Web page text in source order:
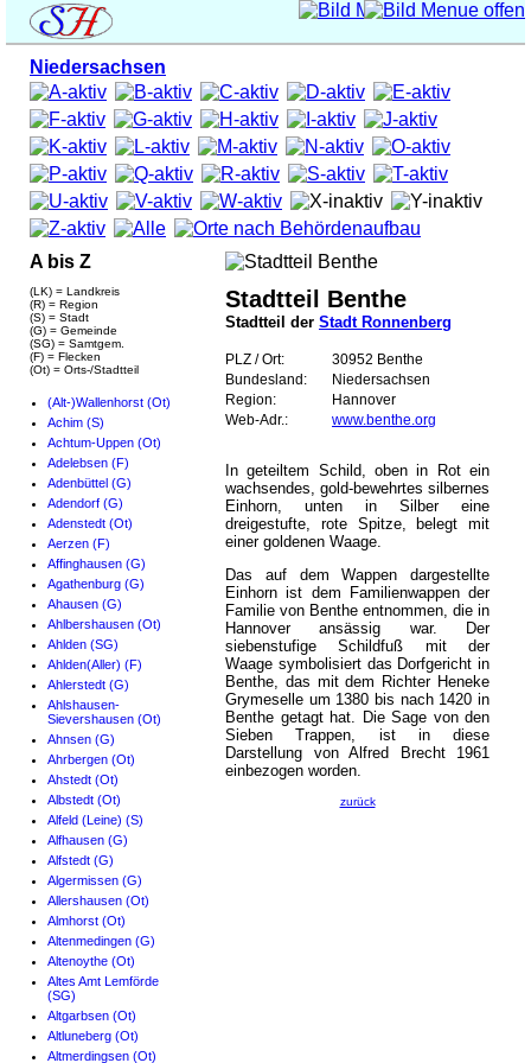
Niedersachsen
A bis Z
(LK) = Landkreis
(R) = Region
(S) = Stadt
(G) = Gemeinde
(SG) = Samtgem.
(F) = Flecken
(Ot) = Orts-/Stadtteil
(Alt-)Wallenhorst (Ot)
Achim (S)
Achtum-Uppen (Ot)
Adelebsen (F)
Adenbüttel (G)
Adendorf (G)
Adenstedt (Ot)
Aerzen (F)
Affinghausen (G)
Agathenburg (G)
Ahausen (G)
Ahlbershausen (Ot)
Ahlden (SG)
Ahlden(Aller) (F)
Ahlerstedt (G)
Ahlshausen-
Sievershausen (Ot)
Ahnsen (G)
Ahrbergen (Ot)
Ahstedt (Ot)
Albstedt (Ot)
Alfeld (Leine) (S)
Alfhausen (G)
Alfstedt (G)
Algermissen (G)
Allershausen (Ot)
Almhorst (Ot)
Altenmedingen (G)
Altenoythe (Ot)
Altes Amt Lemförde
(SG)
Altgarbsen (Ot)
Altluneberg (Ot)
Altmerdingsen (Ot)
Stadtteil Benthe
Stadtteil der Stadt Ronnenberg
PLZ / Ort:
30952 Benthe
Bundesland:
Niedersachsen
Region:
Hannover
Web-Adr.:
www.benthe.org
In geteiltem Schild, oben in Rot ein
wachsendes, gold-bewehrtes silbernes
Einhorn, unten in Silber eine
dreigestufte, rote Spitze, belegt mit
einer goldenen Waage.
Das auf dem Wappen dargestellte
Einhorn ist dem Familienwappen der
Familie von Benthe entnommen, die in
Hannover ansässig war. Der
siebenstufige Schildfuß mit der
Waage symbolisiert das Dorfgericht in
Benthe, das mit dem Richter Heneke
Grymeselle um 1380 bis nach 1420 in
Benthe getagt hat. Die Sage von den
Sieben Trappen, ist in diese
Darstellung von Alfred Brecht 1961
einbezogen worden.
zurück